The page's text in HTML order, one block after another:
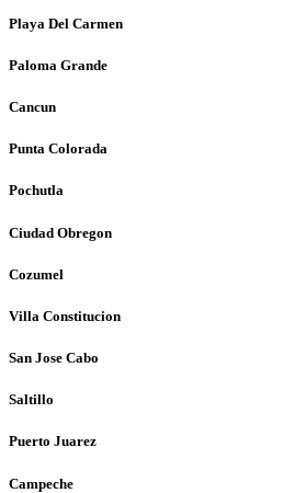
Playa Del Carmen
Paloma Grande
Cancun
Punta Colorada
Pochutla
Ciudad Obregon
Cozumel
Villa Constitucion
San Jose Cabo
Saltillo
Puerto Juarez
Campeche